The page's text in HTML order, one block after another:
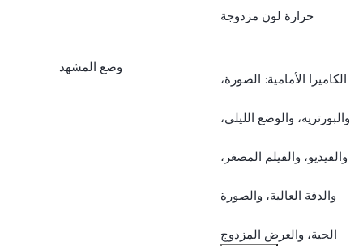
التركيز البؤري التلقائي؛
حرارة لون مزدوجة
وضع المشهد
الكاميرا الأمامية: الصورة،
والبورتريه، والوضع الليلي،
والفيديو، والفيلم المصغر،
والدقة العالية، والصورة
الحية، والعرض المزدوج